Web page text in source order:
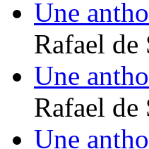
Une
Rafael
Une
Rafael
Une